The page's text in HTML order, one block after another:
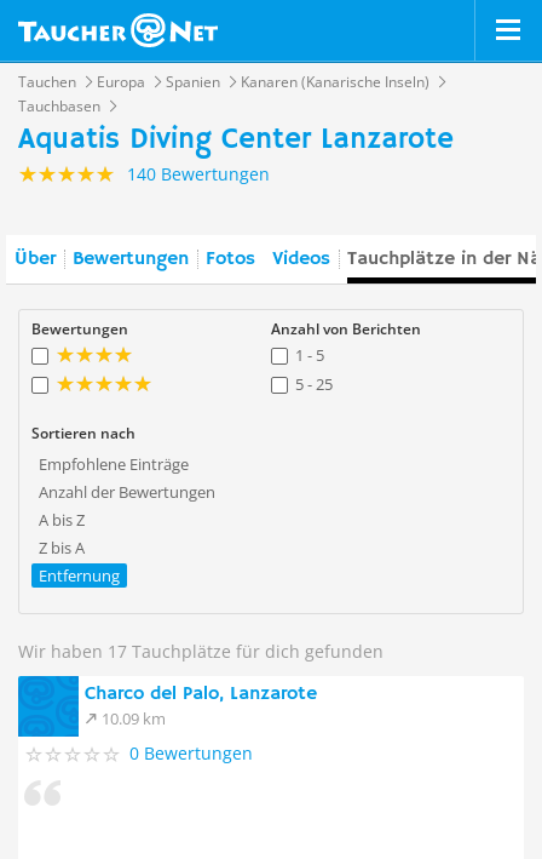
Tauchen Europa Spanien
Kanaren (Kanarische Inseln)
Tauchbasen
Aquatis Diving Center Lanzarote
140 Bewertungen
Über Bewertungen Fotos Videos Tauchplätze in der
Bewertungen Anzahl von Berichten
1 - 5
5 - 25
Sortieren nach
Empfohlene Einträge
Anzahl der Bewertungen
A bis Z
Z bis A
Entfernung
Wir haben 17 Tauchplätze für dich gefunden
Charco del Palo, Lanzarote
10.09 km
0 Bewertungen